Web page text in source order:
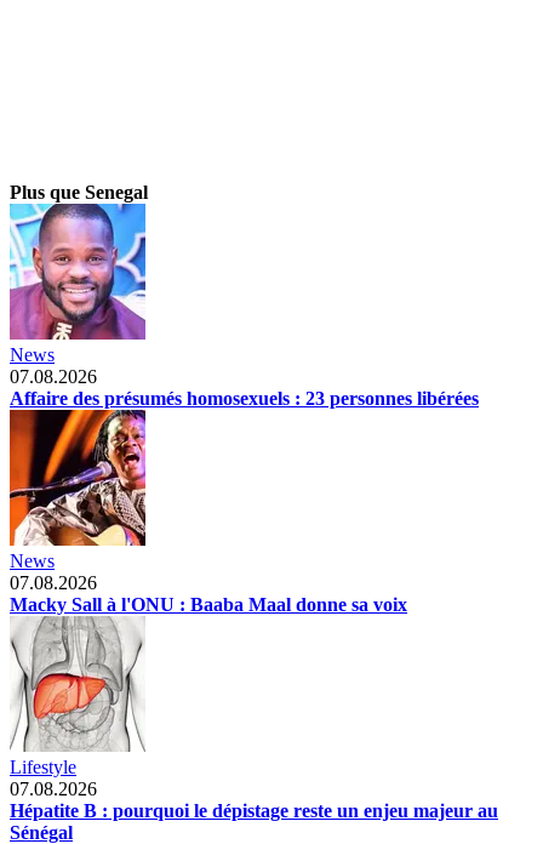
Plus que Senegal
News
07.08.2026
Affaire des présumés homosexuels : 23 personnes libérées
News
07.08.2026
Macky Sall à l'ONU : Baaba Maal donne sa voix
Lifestyle
07.08.2026
Hépatite B : pourquoi le dépistage reste un enjeu majeur au
Sénégal